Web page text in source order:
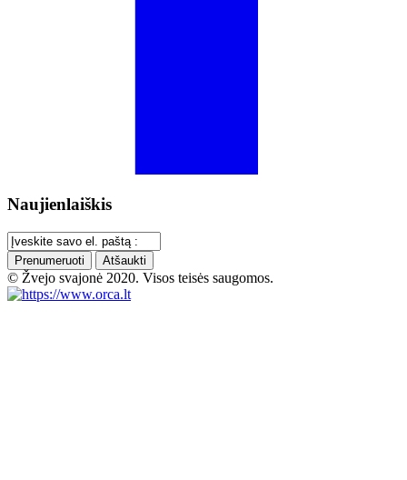
Naujienlaiškis
Prenumeruoti Atšaukti
© Žvejo svajonė 2020. Visos teisės saugomos.